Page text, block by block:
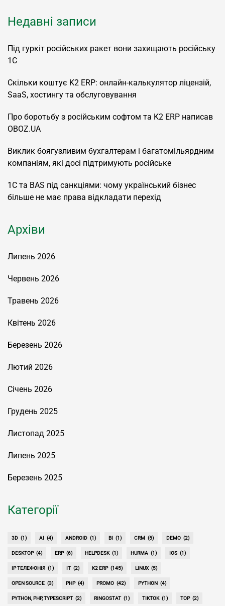
Недавні записи
Під гуркіт російських ракет вони захищають російську
1С
Скільки коштує K2 ERP: онлайн-калькулятор ліцензій,
SaaS, хостингу та обслуговування
Про боротьбу з російським софтом та K2 ERP написав
OBOZ.UA
Виклик боягузливим бухгалтерам і багатомільярдним
компаніям, які досі підтримують російське
1С та BAS під санкціями: чому український бізнес
більше не має права відкладати перехід
Архіви
Липень 2026
Червень 2026
Травень 2026
Квітень 2026
Березень 2026
Лютий 2026
Січень 2026
Грудень 2025
Листопад 2025
Липень 2025
Березень 2025
Категорії
3D (1) AI (4) ANDROID (1) BI (1) CRM (5) DEMO (2)
DESKTOP (4) ERP (6) HELPDESK (1) HURMA (1) IOS (1)
IP ТЕЛЕФОНІЯ (1) IT (2) K2 ERP (145) LINUX (5)
OPEN SOURCE (3) PHP (4) PROMO (42) PYTHON (4)
PYTHON, PHP, TYPESCRIPT (2) RINGOSTAT (1) TIKTOK (1) TOP (2)